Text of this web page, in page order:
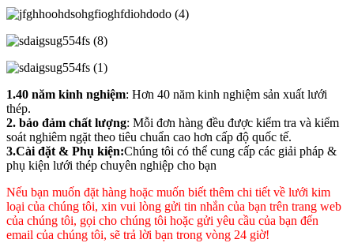
1.40 năm kinh nghiệm: Hơn 40 năm kinh nghiệm sản xuất lưới
thép.
2. bảo đảm chất lượng: Mỗi đơn hàng đều được kiểm tra và kiểm
soát nghiêm ngặt theo tiêu chuẩn cao hơn cấp độ quốc tế.
3.Cài đặt & Phụ kiện:Chúng tôi có thể cung cấp các giải pháp &
phụ kiện lưới thép chuyên nghiệp cho bạn
Nếu bạn muốn đặt hàng hoặc muốn biết thêm chi tiết về lưới kim
loại của chúng tôi, xin vui lòng gửi tin nhắn của bạn trên trang web
của chúng tôi, gọi cho chúng tôi hoặc gửi yêu cầu của bạn đến
email của chúng tôi, sẽ trả lời bạn trong vòng 24 giờ!